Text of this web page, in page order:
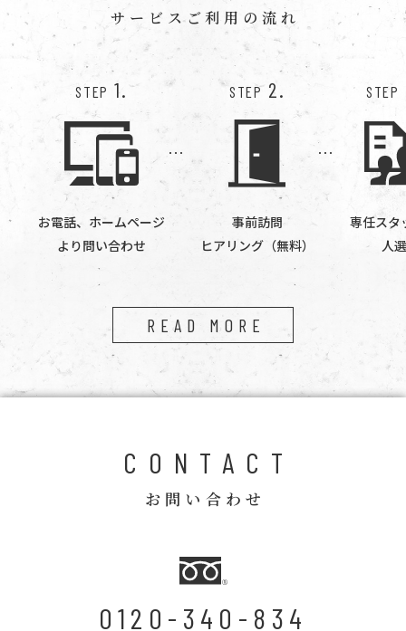
サービスご利用の流れ
STEP 1.
お電話、ホームページ
より問い合わせ
STEP 2.
事前訪問
ヒアリング（無料）
STEP
専任スタ
人選
READ MORE
CONTACT
お問い合わせ
0120-340-834